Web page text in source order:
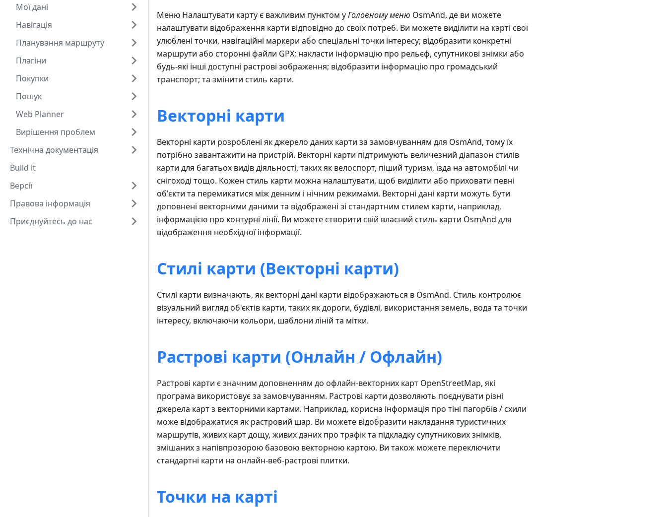
Мої дані
Навігація
Планування маршруту
Плагіни
Покупки
Пошук
Web Planner
Вирішення проблем
Технічна документація
Build it
Версії
Правова інформація
Приєднуйтесь до нас
Меню Налаштувати карту є важливим пунктом уГоловному меню OsmAnd, де ви можете
налаштувати відображення карти відповідно до своїх потреб. Ви можете виділити на карті свої
улюблені точки, навігаційні маркери або спеціальні точки інтересу; відобразити конкретні
маршрути або сторонні файли GPX; накласти інформацію про рельєф, супутникові знімки або
будь-які інші доступні растрові зображення; відобразити інформацію про громадський
транспорт; та змінити стиль карти.
Векторні карти
Векторні карти розроблені як джерело даних карти за замовчуванням для OsmAnd, тому їх
потрібно завантажити на пристрій. Векторні карти підтримують величезний діапазон стилів
карти для багатьох видів діяльності, таких як велоспорт, піший туризм, їзда на автомобілі чи
снігоході тощо. Кожен стиль карти можна налаштувати, щоб виділити або приховати певні
об'єкти та перемикатися між денним і нічним режимами. Векторні дані карти можуть бути
доповнені векторними даними та відображені зі стандартним стилем карти, наприклад,
інформацією про контурні лінії. Ви можете створити свій власний стиль карти OsmAnd для
відображення необхідної інформації.
Стилі карти (Векторні карти)
Стилі карти визначають, як векторні дані карти відображаються в OsmAnd. Стиль контролює
візуальний вигляд об'єктів карти, таких як дороги, будівлі, використання земель, вода та точки
інтересу, включаючи кольори, шаблони ліній та мітки.
Растрові карти (Онлайн / Офлайн)
Растрові карти є значним доповненням до офлайн-векторних карт OpenStreetMap, які
програма використовує за замовчуванням. Растрові карти дозволяють поєднувати різні
джерела карт з векторними картами. Наприклад, корисна інформація про тіні пагорбів / схили
може відображатися як растровий шар. Ви можете відобразити накладання туристичних
маршрутів, живих карт дощу, живих даних про трафік та підкладку супутникових знімків,
змішаних з напівпрозорою базовою векторною картою. Ви також можете переключити
стандартні карти на онлайн-веб-растрові плитки.
Точки на карті